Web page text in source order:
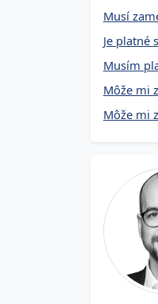
Musí
Je platné
Musím
Môže mi
Môže mi